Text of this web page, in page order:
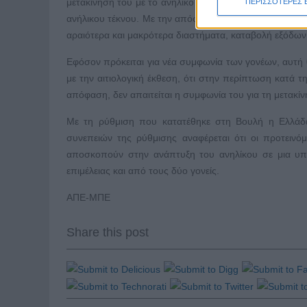
μετακίνησή του με το ανήλικο τέκνο. Στην τελευταία
ανήλικου τέκνου. Με την απόφαση αυτή θα
αραιότερα και μακρότερα διαστήματα, καταβολή
Εφόσον πρόκειται για νέα συμφωνία των γονέων,
με την αιτιολογική έκθεση, ότι στην περίπτωση κατά
απόφαση, δεν απαιτείται η συμφωνία του για τη
Με τη ρύθμιση που κατατέθηκε στη Βουλή η
συνεπειών της ρύθμισης αναφέρεται ότι οι
αποσκοπούν στην ανάπτυξη του ανηλίκου σε μια
επιμέλειας και από τους δύο γονείς.
ΑΠΕ-ΜΠΕ
Share this post